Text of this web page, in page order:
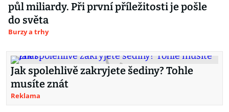
půl miliardy. Při první příležitosti je pošle
do světa
Burzy a trhy
Jak spolehlivě zakryjete šediny? Tohle
musíte znát
Reklama